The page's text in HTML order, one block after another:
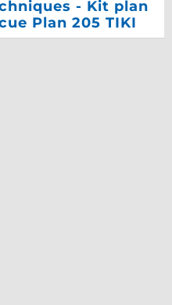
- Kit plan
Plan 205 TIKI